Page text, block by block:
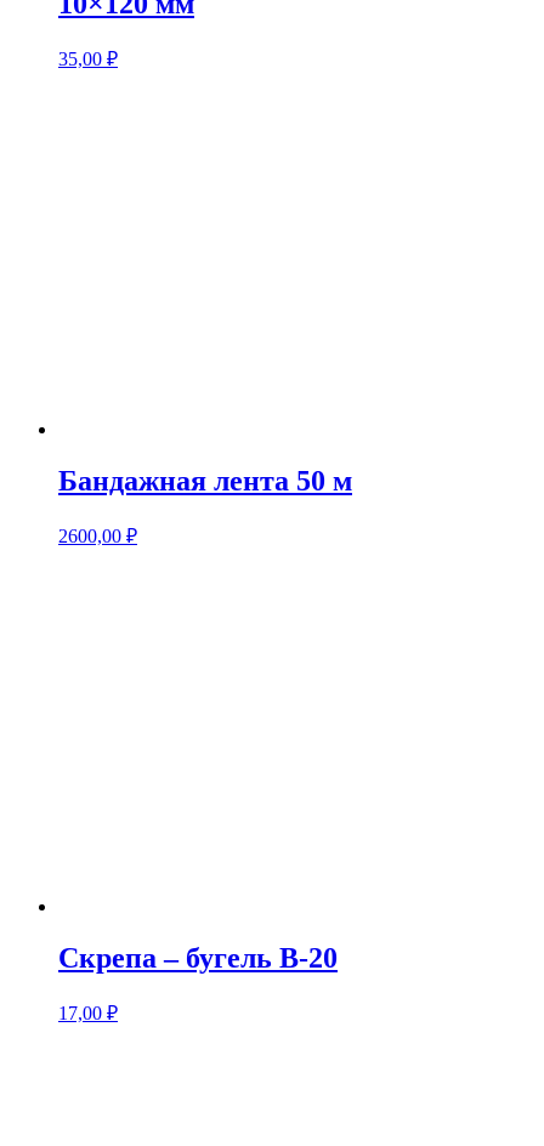
35,00 ₽
Бандажная лента 50 м
2600,00 ₽
Скрепа – бугель В-20
17,00 ₽